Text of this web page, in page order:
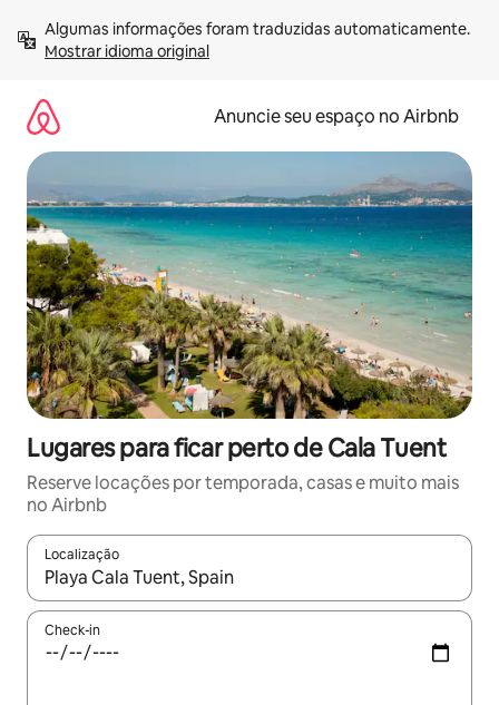
para
Mostrar idioma original
Anuncie seu espaço no Airbnb
Lugares para ficar perto de Cala Tuent
Reserve locações por temporada, casas e muito mais
no Airbnb
Localização
Quando os resultados estiverem disponíveis, explore-os
Check-in